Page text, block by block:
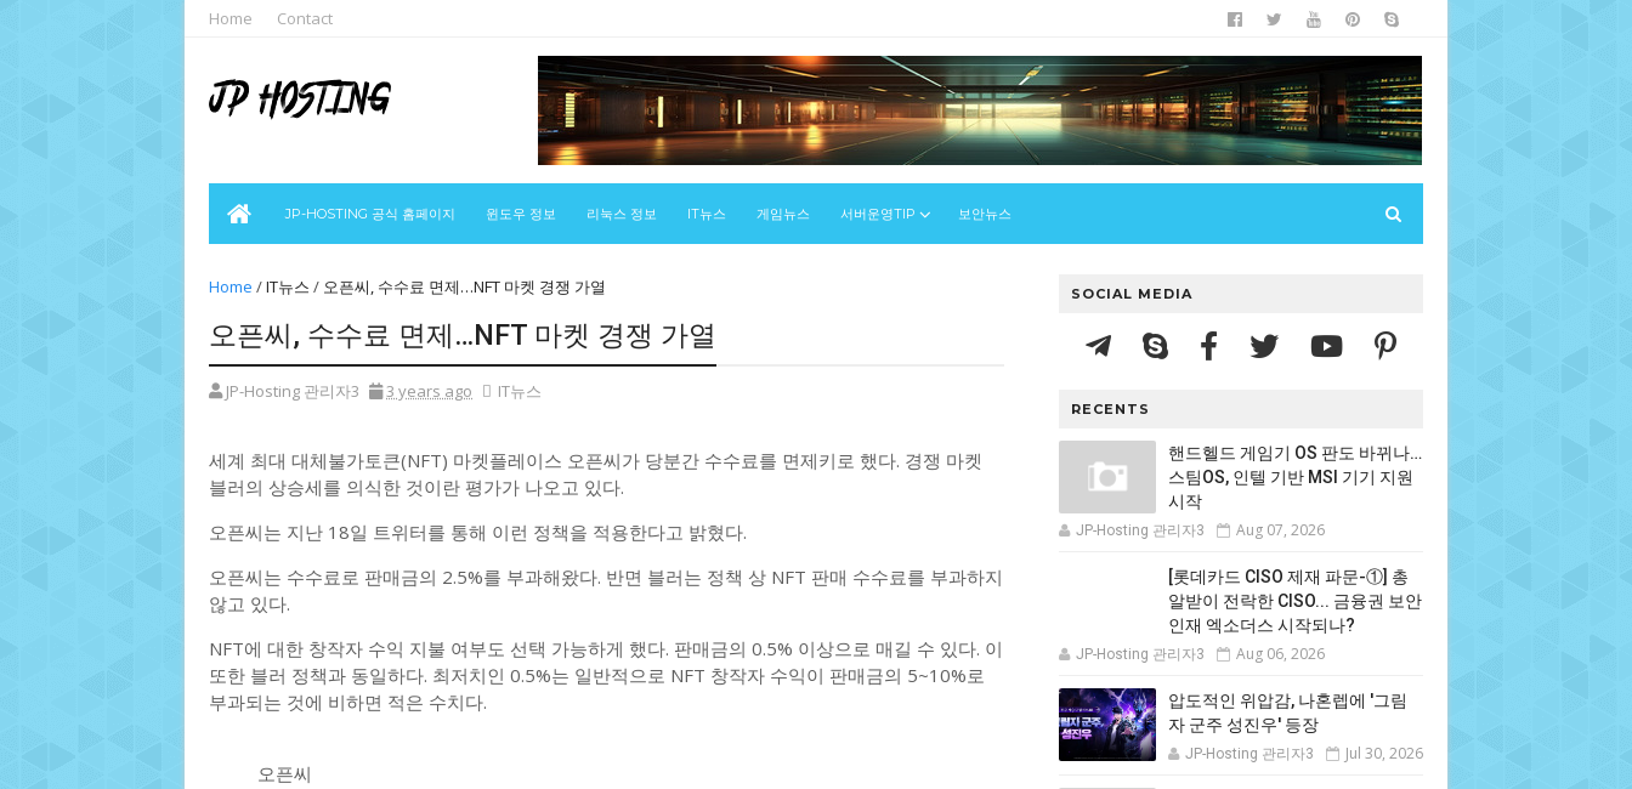
Home Contact
JP-HOSTING 공식 홈페이지 윈도우 정보 리눅스 정보 IT뉴스 게임뉴스 서버운영TIP 보안뉴스
Home /IT뉴스 / 오픈씨, 수수료 면제…NFT 마켓 경쟁 가열
오픈씨, 수수료 면제…NFT 마켓 경쟁 가열
JP-Hosting 관리자3 3 years ago IT뉴스
세계 최대 대체불가토큰(NFT) 마켓플레이스 오픈씨가 당분간 수수료를 면제키로 했다. 경쟁 마켓
블러의 상승세를 의식한 것이란 평가가 나오고 있다.
오픈씨는 지난 18일 트위터를 통해 이런 정책을 적용한다고 밝혔다.
오픈씨는 수수료로 판매금의 2.5%를 부과해왔다. 반면 블러는 정책 상 NFT 판매 수수료를 부과하지
않고 있다.
NFT에 대한 창작자 수익 지불 여부도 선택 가능하게 했다. 판매금의 0.5% 이상으로 매길 수 있다. 이
또한 블러 정책과 동일하다. 최저치인 0.5%는 일반적으로 NFT 창작자 수익이 판매금의 5~10%로
부과되는 것에 비하면 적은 수치다.
오픈씨
SOCIAL MEDIA
RECENTS
핸드헬드 게임기 OS 판도 바뀌나…
스팀OS, 인텔 기반 MSI 기기 지원
시작
JP-Hosting 관리자3 Aug 07, 2026
[롯데카드 CISO 제재 파문-①] 총
알받이 전락한 CISO... 금융권 보안
인재 엑소더스 시작되나?
JP-Hosting 관리자3 Aug 06, 2026
압도적인 위압감, 나혼렙에 '그림
자 군주 성진우' 등장
JP-Hosting 관리자3 Jul 30, 2026